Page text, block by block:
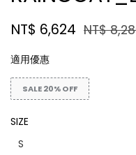
NT$ 6,624 NT$
適用優惠
SALE 20% OFF
SIZE